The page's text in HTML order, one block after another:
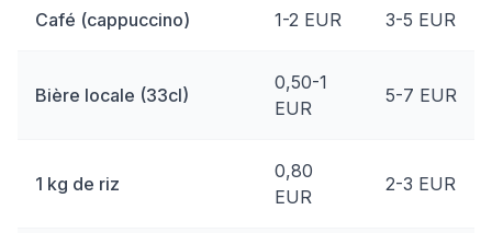
Café (cappuccino) 1-2 EUR 3-5 EUR
Bière locale (33cl)
0,50-1
EUR
5-7 EUR
1 kg de riz
0,80
EUR
2-3 EUR